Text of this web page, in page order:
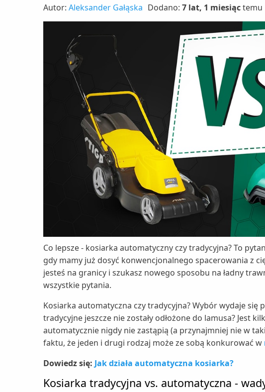
Autor: Aleksander Gałąska Dodano: 7 lat, 1 miesiąctemu
Co lepsze - kosiarka automatyczny czy tradycyjna? To
gdy mamy już dosyć konwencjonalnego spacerowania z
jesteś na granicy i szukasz nowego sposobu na ładny
wszystkie pytania.
Kosiarka automatyczna czy tradycyjna? Wybór wydaje się
tradycyjne jeszcze nie zostały odłożone do lamusa? Jest
automatycznie nigdy nie zastąpią (a przynajmniej nie w
faktu, że jeden i drugi rodzaj może ze sobą konkurować w
Dowiedz się: Jak działa automatyczna kosiarka?
Kosiarka tradycyjna vs. automatyczna -